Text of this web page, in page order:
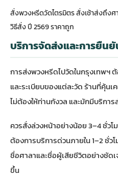
สั่งพวงหรีดวัดไตรมิตร สั่งเช้าส่งถึงศ
วิธีสั่ง ปี 2569 ราคาถูก
บริการจัดส่งและการยืน
การส่งพวงหรีดไปวัดในกรุงเทพฯ
และระเบียบของแต่ละวัด ร้านที่คุ้น
ไม่ต้องให้ท่านกังวล และมักมีบริกา
ควรสั่งล่วงหน้าอย่างน้อย 3–4 ชั่ว
ต้องการบริการด่วนภายใน 1–2 ชั่ว
ชื่อศาลาและชื่อผู้เสียชีวิตอย่างชัด
ขึ้น